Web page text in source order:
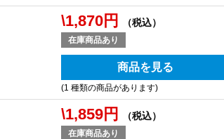
\1,870円 （税込）
在庫商品あり
商品を見る
(1 種類の商品があります)
\1,859円 （税込）
在庫商品あり